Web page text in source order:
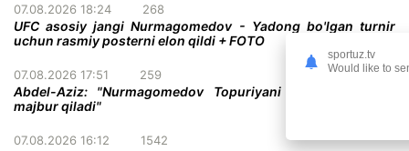
07.08.2026 18:24 268
UFC asosiy jangi Nurmagomedov - Yadong bo'lgan turnir
uchun rasmiy posterni elon qildi + FOTO
07.08.2026 17:51 259
Abdel-Aziz: "Nurmagomedov Topuriyani taslim bo'lishga
majbur qiladi"
07.08.2026 16:12 1542
sportuz.tv
Would like to